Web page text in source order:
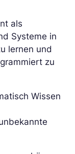
als
Systeme in
lernen und
zu
Wissen